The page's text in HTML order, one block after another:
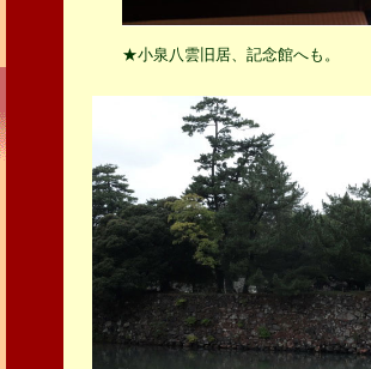
★小泉八雲旧居、記念館へも。